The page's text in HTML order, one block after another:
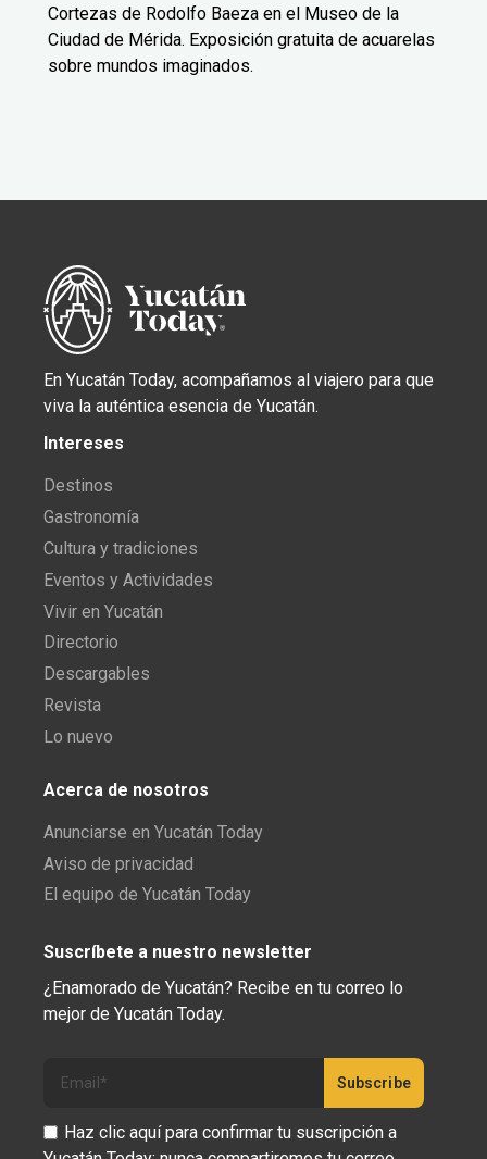
Cortezas de Rodolfo Baeza en el Museo de la
Ciudad de Mérida. Exposición gratuita de acuarelas
sobre mundos imaginados.
En Yucatán Today, acompañamos al viajero para que
viva la auténtica esencia de Yucatán.
Intereses
Destinos
Gastronomía
Cultura y tradiciones
Eventos y Actividades
Vivir en Yucatán
Directorio
Descargables
Revista
Lo nuevo
Acerca de nosotros
Anunciarse en Yucatán Today
Aviso de privacidad
El equipo de Yucatán Today
Suscríbete a nuestro newsletter
¿Enamorado de Yucatán? Recibe en tu correo lo
mejor de Yucatán Today.
Haz clic aquí para confirmar tu suscripción a